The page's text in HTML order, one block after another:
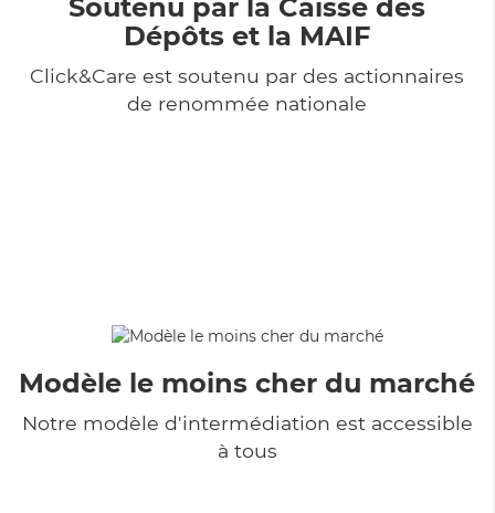
Soutenu par la Caisse des
Dépôts et la MAIF
Click&Care est soutenu par des actionnaires
de renommée nationale
Modèle le moins cher du marché
Notre modèle d'intermédiation est accessible
à tous